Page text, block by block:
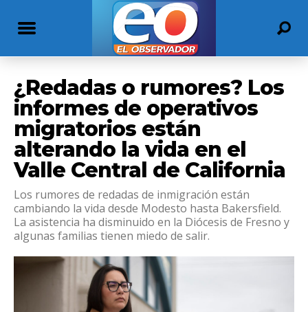
¿Redadas o rumores? Los
informes de operativos
migratorios están
alterando la vida en el
Valle Central de California
Los rumores de redadas de inmigración están
cambiando la vida desde Modesto hasta Bakersfield.
La asistencia ha disminuido en la Diócesis de Fresno y
algunas familias tienen miedo de salir.